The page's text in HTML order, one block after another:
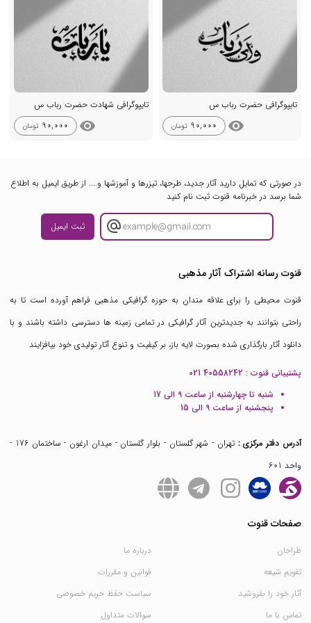
تایپوگرافی حضرت رباب س
visibility
90,000 تومان
تایپوگرافی شهادت حضرت رباب س
visibility
90,000 تومان
در صورتی که تمایل دارید آثار جدید، طرحها، تیزرها و آموزشها و.... از طریق ایمیل به اطلاع
شما برسد در خبرنامه قنوت ثبت نام کنید
ثبت ایمیل
قنوت رسانه اشتراک آثار مذهبی
قنوت محیطی را برای علاقه مندان به حوزه گرافیکی مذهبی فراهم آورده است تا به
راحتی بتوانند به جدیدترین آثار گرافیکی در تمامی زمینه ها دسترسی داشته باشند و با
دانلود آثار بارگذاری شده بصورت لایه باز، بر کیفیت و تنوع آثار تولیدی خود بیافزایند
پشتیبانی قنوت : 021 40558242
شنبه تا چهارشنبه از ساعت 9 الی 17
پنجشنبه از ساعت 9 الی 15
آدرس دفتر مرکزی :
تهران - شهر گلستان - بلوار گلستان - میدان ارغون - ساختمان 176 -
واحد 601
صفحات قنوت
طراحان
تقویم شیعه
آثار خود را بفروشید
تماس با ما
درباره ما
قوانین و مقررات
سیاست حفظ حریم خصوصی
سوالات متداول